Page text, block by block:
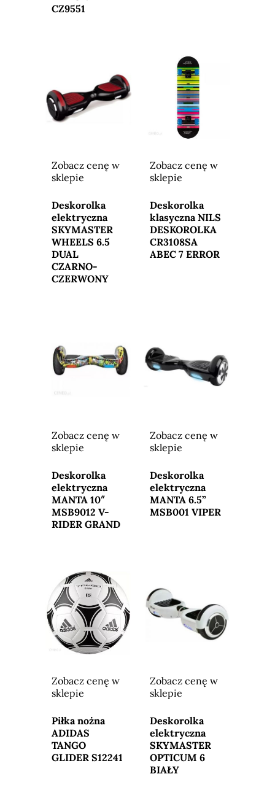
CZ9551
Zobacz cenę w
sklepie
sklepu
Deskorolka
elektryczna
SKYMASTER
WHEELS 6.5
DUAL
CZARNO-
CZERWONY
Zobacz cenę w
sklepie
sklepu
Deskorolka
klasyczna NILS
DESKOROLKA
CR3108SA
ABEC 7 ERROR
Zobacz cenę w
sklepie
sklepu
Deskorolka
elektryczna
MANTA 10″
MSB9012 V-
RIDER GRAND
Zobacz cenę w
sklepie
sklepu
Deskorolka
elektryczna
MANTA 6.5”
MSB001 VIPER
Zobacz cenę w
sklepie
sklepu
Piłka nożna
ADIDAS
TANGO
GLIDER S12241
Zobacz cenę w
sklepie
sklepu
Deskorolka
elektryczna
SKYMASTER
OPTICUM 6
BIAŁY